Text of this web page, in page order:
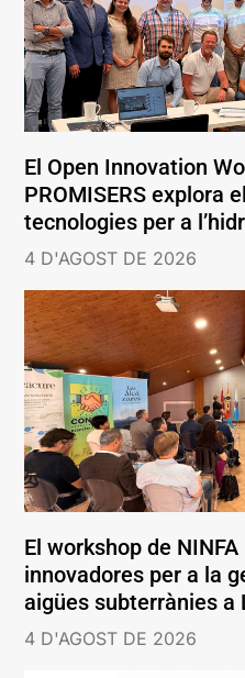
El Open Innovation
PROMISERS explora
tecnologies per a
4 D'AGOST DE 2026
El workshop de
innovadores per a la
aigües subterrànies a
4 D'AGOST DE 2026